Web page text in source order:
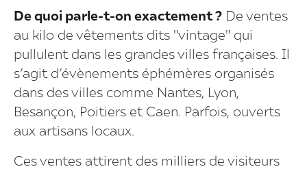
De quoi parle-t-on exactement ? De ventes
au kilo de vêtements dits "vintage" qui
pullulent dans les grandes villes françaises. Il
s’agit d’évènements éphémères organisés
dans des villes comme Nantes, Lyon,
Besançon, Poitiers et Caen. Parfois, ouverts
aux artisans locaux.
Ces ventes attirent des milliers de visiteurs